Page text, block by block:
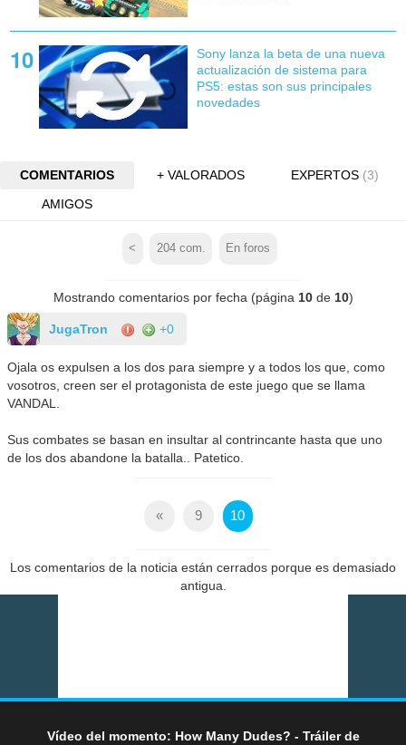
Sony lanza la beta de una nueva
actualización de sistema para
PS5: estas son sus principales
novedades
COMENTARIOS + VALORADOS EXPERTOS (3)
AMIGOS
< 204com. En foros
Mostrando comentarios por fecha (página 10de 10)
JugaTron +0
Ojala os expulsen a los dos para siempre y a todos los que, como
vosotros, creen ser el protagonista de este juego que se llama
VANDAL.
Sus combates se basan en insultar al contrincante hasta que uno
de los dos abandone la batalla.. Patetico.
« 9 10
Los comentarios de la noticia están cerrados porque es demasiado
antigua.
Vídeo del momento: How Many Dudes? - Tráiler de